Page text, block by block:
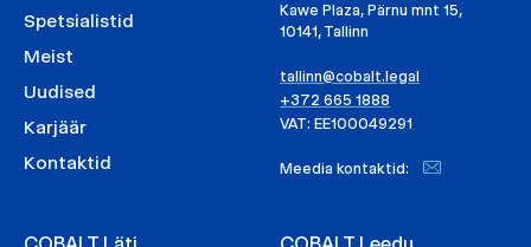
Spetsialistid
Meist
Uudised
Karjäär
Kontaktid
Kawe Plaza, Pärnu mnt 15,
10141, Tallinn
tallinn@cobalt.legal
+372 665 1888
VAT: EE100049291
Meedia kontaktid: